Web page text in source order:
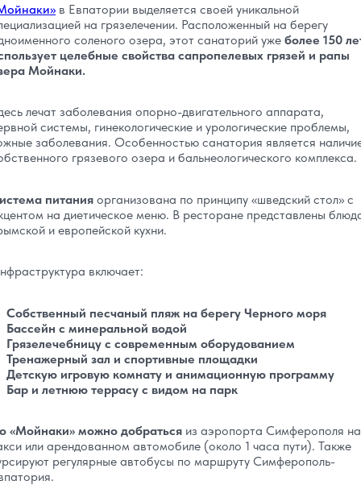
в Евпатории выделяется своей уникальной
на грязелечении. Расположенный на берегу
соленого озера, этот санаторий уже более 150
целебные свойства сапропелевых грязей и рапы
Мойнаки.
лечат заболевания опорно-двигательного аппарата,
системы, гинекологические и урологические проблемы,
заболевания. Особенностью санатория является
грязевого озера и бальнеологического комплекса.
питания организована по принципу «шведский стол» с
на диетическое меню. В ресторане представлены
и европейской кухни.
включает:
Собственный песчаный пляж на берегу Черного моря
Бассейн с минеральной водой
Грязелечебницу с современным оборудованием
Тренажерный зал и спортивные площадки
Детскую игровую комнату и анимационную программу
Бар и летнюю террасу с видом на парк
«Мойнаки» можно добраться из аэропорта Симферополя на
или арендованном автомобиле (около 1 часа пути). Также
регулярные автобусы по маршруту Симферополь-